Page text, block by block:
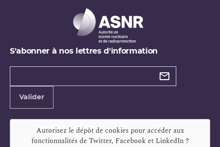
S'abonner à nos lettres d'information
Types de
Valider
Autorisez le dépôt de cookies pour accéder aux
fonctionnalités de Twitter, Facebook et LinkedIn?